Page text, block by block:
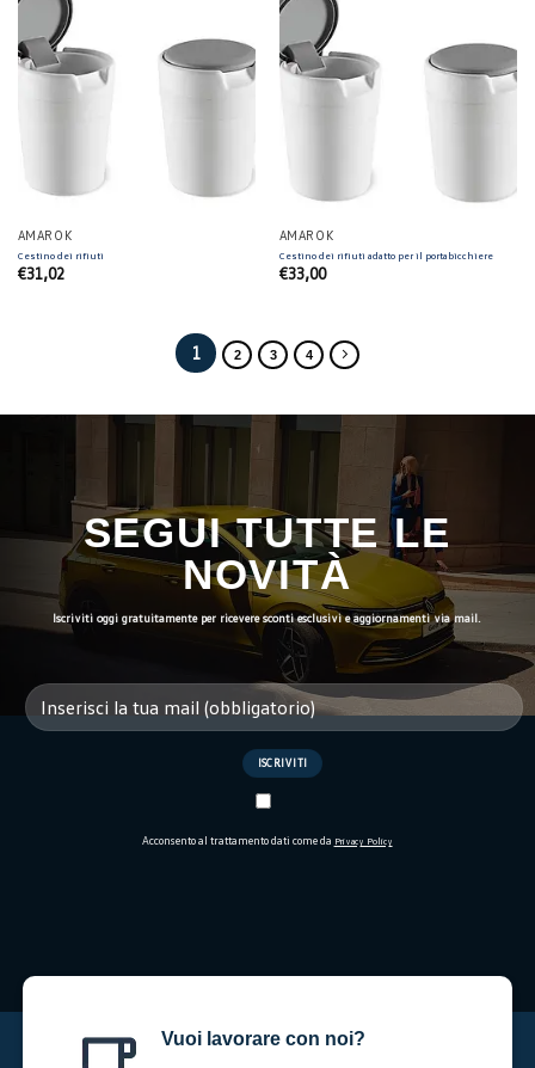
AMAROK
Cestino dei rifiuti
€31,02
AMAROK
Cestino dei rifiuti adatto per il portabicchiere
€33,00
1 2 3 4
SEGUI TUTTE LE
NOVITÀ
Iscriviti oggi gratuitamente per ricevere sconti esclusivi e aggiornamenti via mail.
Acconsento al trattamento dati come da Privacy Policy
Vuoi lavorare con noi?